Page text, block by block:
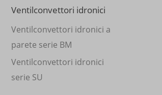
Ventilconvettori idronici
Ventilconvettori idronici a
parete serie BM
Ventilconvettori idronici
serie SU